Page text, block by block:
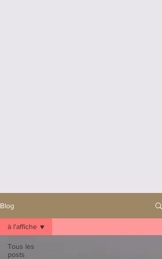
Blog
Tous les
posts
à l'affiche